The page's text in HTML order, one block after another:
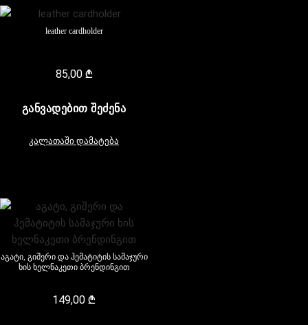
leather cardholder
85,00 ₾
ᲒᲐᲜᲕᲐᲓᲔᲑᲘᲗ ᲨᲔᲫᲔᲜᲐ
კალათაში დამატება
აგატი, გიშერი და ჰემატიტის სამაჯური
ხის ხელნაკეთი ბრენდინგით
149,00₾